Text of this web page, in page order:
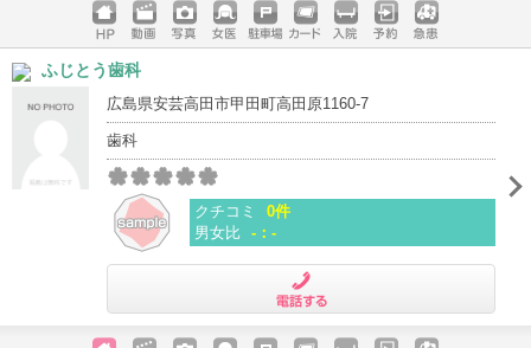
ホームペ
ージ
動画 写真 女医 駐車場
クレジッ
入院 予約 急患
ふじとう歯科
広島県安芸高田市甲田町高田原1160-7
歯科
クチコミ
0件
男女比 -：-